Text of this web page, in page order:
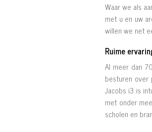
Waar we als
met u en uw
willen we net
Ruime
Al meer dan
besturen over
Jacobs i3 is
met onder
scholen en